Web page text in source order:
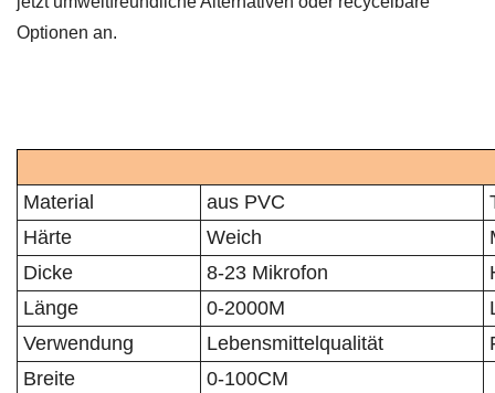
Optionen an.
Material aus PVC
Härte
Weich
Dicke
8-23 Mikrofon
Länge
0-2000M
Verwendung
Lebensmittelqualität
Breite
0-100CM